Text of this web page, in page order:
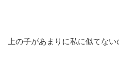
上の子があまりに私に似てな